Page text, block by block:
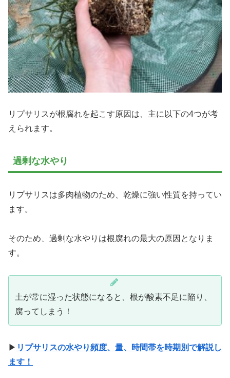
リプサリスが根腐れを起こす原因は、主に以下の4つが考
えられます。
過剰な水やり
リプサリスは多肉植物のため、乾燥に強い性質を持ってい
ます。
そのため、過剰な水やりは根腐れの最大の原因となりま
す。
土が常に湿った状態になると、根が酸素不足に陥り、
腐ってしまう！
▶ リプサリスの水やり頻度、量、時間帯を時期別で解説し
ます！